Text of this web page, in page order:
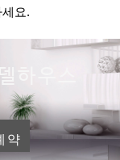
요.
하우스
약